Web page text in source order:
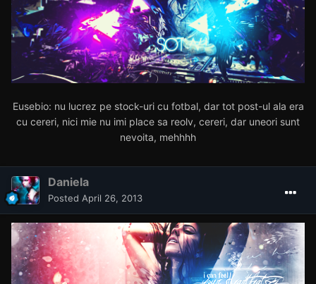
Eusebio: nu lucrez pe stock-uri cu fotbal, dar tot post-ul ala era
cu cereri, nici mie nu imi place sa reolv, cereri, dar uneori sunt
nevoita, mehhhh
Daniela
Posted April 26, 2013